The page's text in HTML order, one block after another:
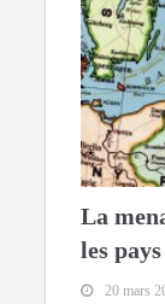
La
les
20 mars